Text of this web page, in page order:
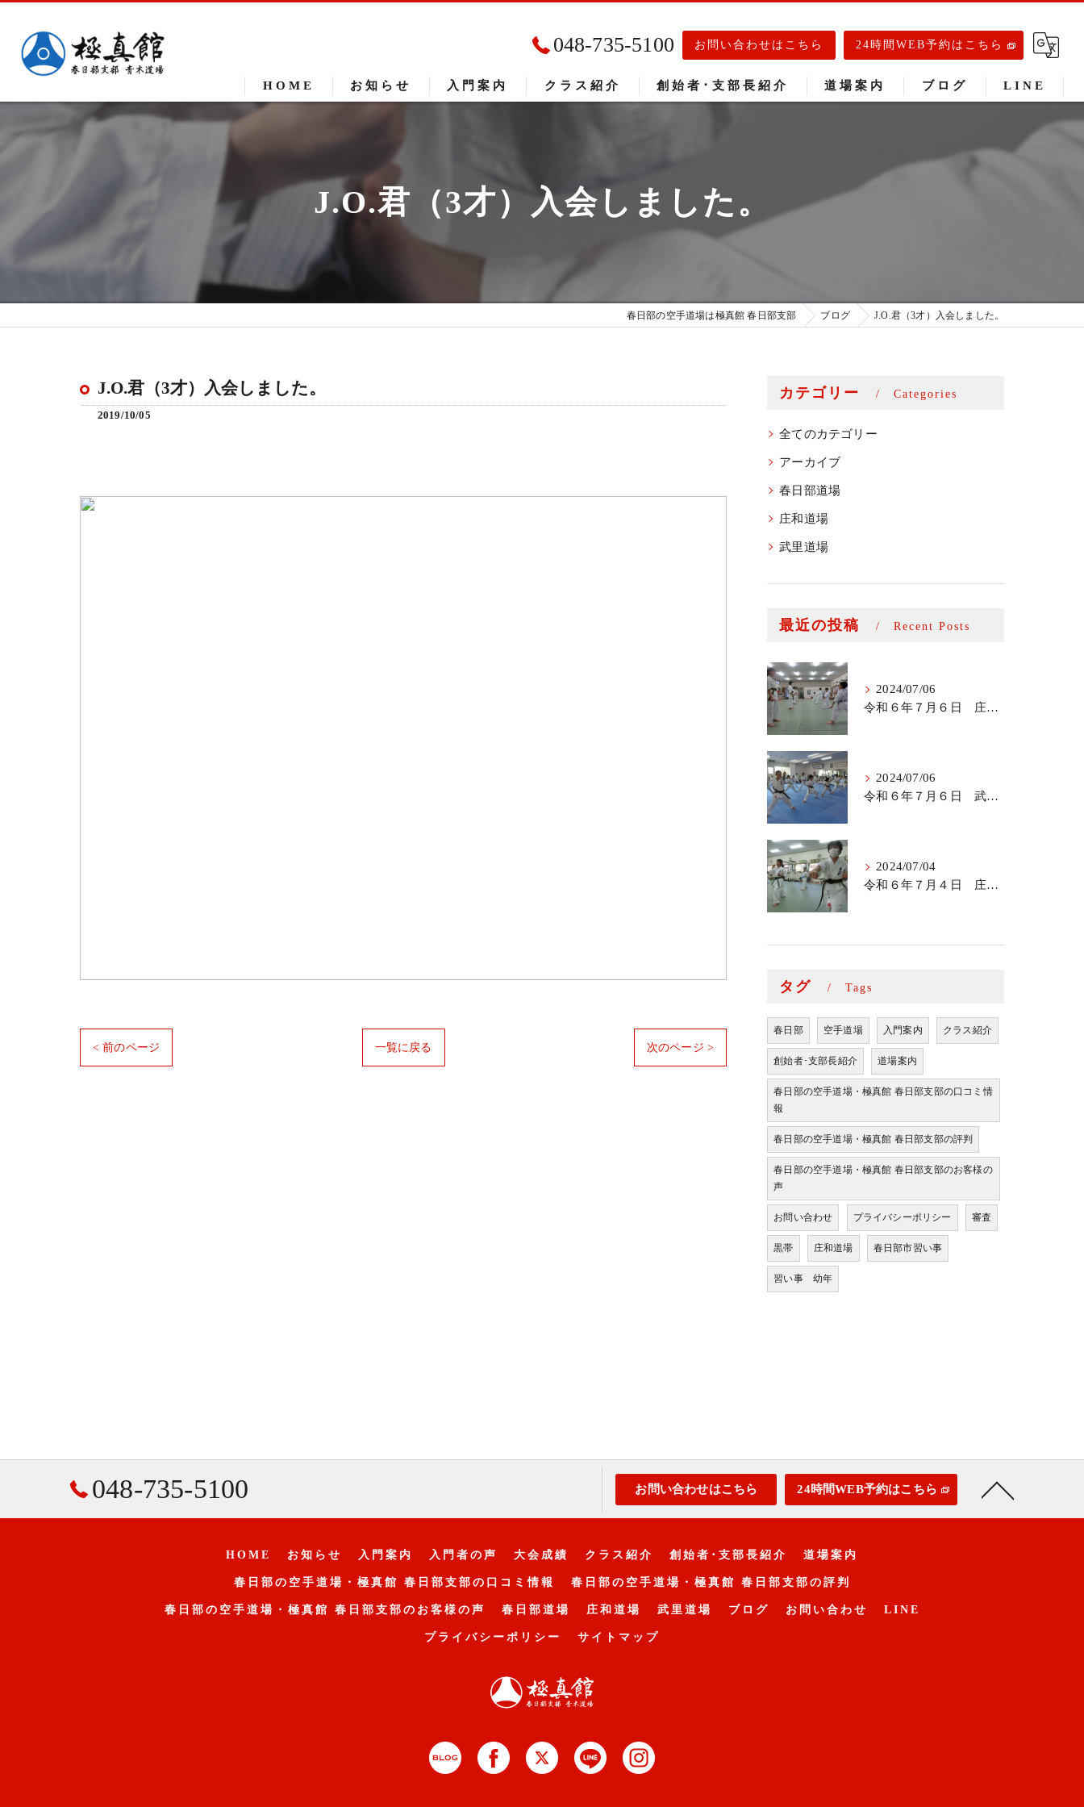
048-735-5100 お問い合わせはこちら 24時間WEB予約はこちら
HOME お知らせ 入門案内 クラス紹介 創始者･支部長紹介 道場案内 ブログ LINE
J.O.君（3才）入会しました。
春日部の空手道場は極真館 春日部支部 ブログ J.O.君（3才）入会しました。
J.O.君（3才）入会しました。
2019/10/05
< 前のページ 一覧に戻る 次のページ >
カテゴリー Categories
全てのカテゴリー
アーカイブ
春日部道場
庄和道場
武里道場
最近の投稿 Recent Posts
2024/07/06
令和６年７月６日 庄和道場少年部
2024/07/06
令和６年７月６日 武里道場少年部
2024/07/04
令和６年７月４日 庄和道場の稽古
タグ Tags
春日部 空手道場 入門案内 クラス紹介
創始者･支部長紹介 道場案内
春日部の空手道場・極真館 春日部支部の口コミ情
報
春日部の空手道場・極真館 春日部支部の評判
春日部の空手道場・極真館 春日部支部のお客様の
声
お問い合わせ プライバシーポリシー 審査
黒帯 庄和道場 春日部市習い事
習い事 幼年
048-735-5100 お問い合わせはこちら 24時間WEB予約はこちら
HOME お知らせ 入門案内 入門者の声 大会成績 クラス紹介 創始者･支部長紹介 道場案内
春日部の空手道場・極真館 春日部支部の口コミ情報 春日部の空手道場・極真館 春日部支部の評判
春日部の空手道場・極真館 春日部支部のお客様の声 春日部道場 庄和道場 武里道場 ブログ お問い合わせ LINE
プライバシーポリシー サイトマップ